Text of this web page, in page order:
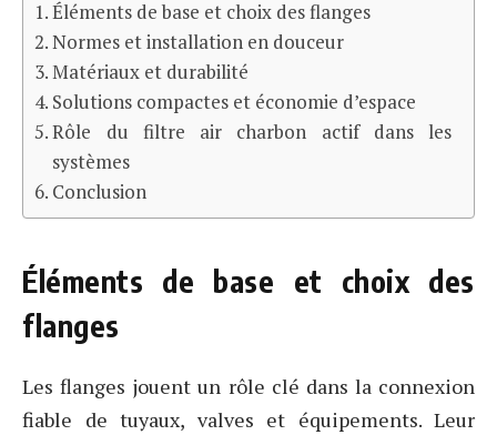
Éléments de base et choix des flanges
Normes et installation en douceur
Matériaux et durabilité
Solutions compactes et économie d’espace
Rôle du filtre air charbon actif dans les
systèmes
Conclusion
Éléments de base et choix des
flanges
Les flanges jouent un rôle clé dans la connexion
fiable de tuyaux, valves et équipements. Leur